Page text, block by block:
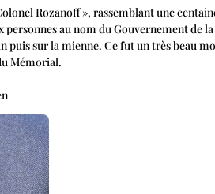
Rozanoff », rassemblant une
au nom du Gouvernement de
puis sur la mienne. Ce fut un très beau
Mémorial.